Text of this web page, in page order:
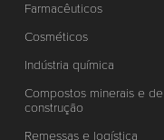
Farmacêuticos
Cosméticos
Indústria química
Compostos minerais e de
construção
Remessas e logística